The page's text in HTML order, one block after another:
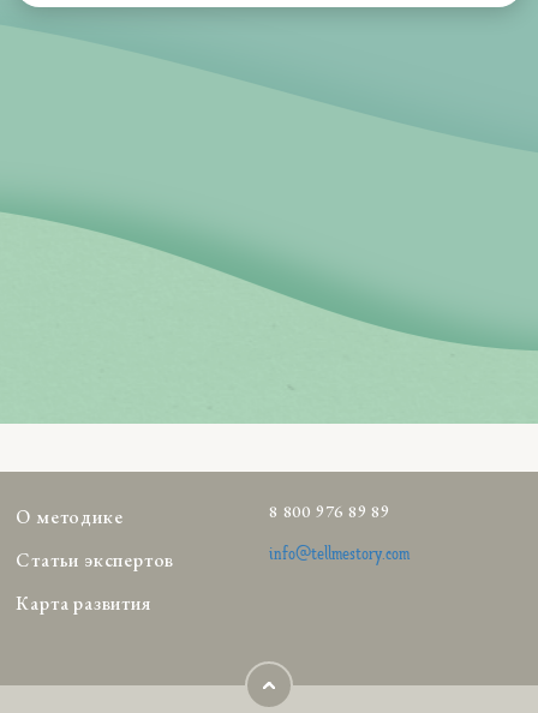
О методике
Статьи экспертов
Карта развития
8 800 976 89 89
info@tellmestory.com